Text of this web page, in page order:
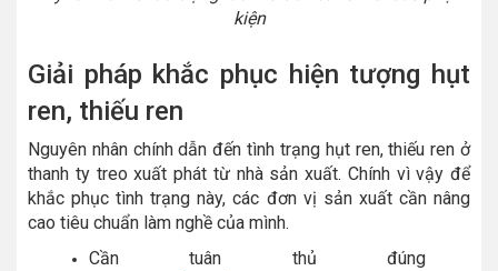
kiện
Giải pháp khắc phục hiện tượng hụt
ren, thiếu ren
Nguyên nhân chính dẫn đến tình trạng hụt ren, thiếu ren ở
thanh ty treo xuất phát từ nhà sản xuất. Chính vì vậy để
khắc phục tình trạng này, các đơn vị sản xuất cần nâng
cao tiêu chuẩn làm nghề của mình.
Cần tuân thủ đúng